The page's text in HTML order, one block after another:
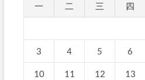
一 二 三 四
3 4 5 6
10 11 12 13